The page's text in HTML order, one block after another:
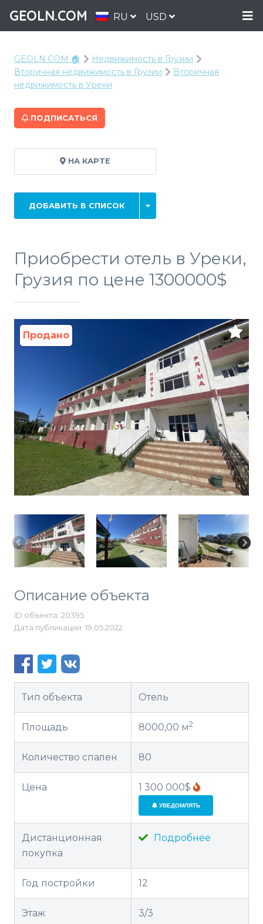
GEOLN.COM RU USD
GEOLN.COM 🏠
Недвижимость в Грузии
Вторичная недвижимость в Грузии
Вторичная
недвижимость в Уреки
ПОДПИСАТЬСЯ
НА КАРТЕ
ДОБАВИТЬ В СПИСОК
Приобрести отель в Уреки,
Грузия по цене 1300000$
Продано
Описание объекта
ID объекта: 20395
Дата публикации: 19.05.2022
Тип объекта Отель
Площадь 8000,00 м2
Количество спален 80
Цена 1 300 000$
УВЕДОМЛЯТЬ
Дистанционная
покупка
Подробнее
Год постройки 12
Этаж 3/3